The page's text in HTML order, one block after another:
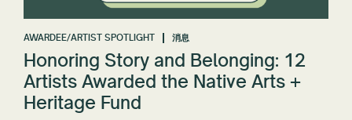
AWARDEE/ARTIST SPOTLIGHT 消息
Honoring Story and Belonging: 12
Artists Awarded the Native Arts +
Heritage Fund